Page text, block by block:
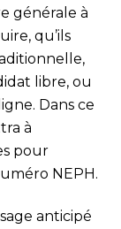
générale à
qu’ils
libre, ou
Dans ce
à
pour
NEPH.
anticipé